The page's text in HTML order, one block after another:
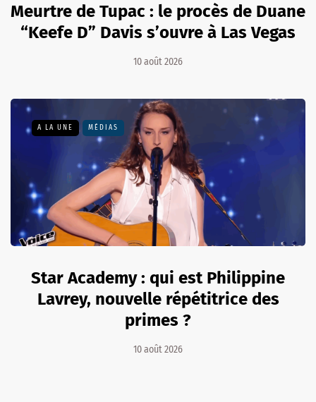
Meurtre de Tupac : le procès de Duane
“Keefe D” Davis s’ouvre à Las Vegas
10 août 2026
A LA UNE MÉDIAS
Star Academy : qui est Philippine
Lavrey, nouvelle répétitrice des
primes ?
10 août 2026